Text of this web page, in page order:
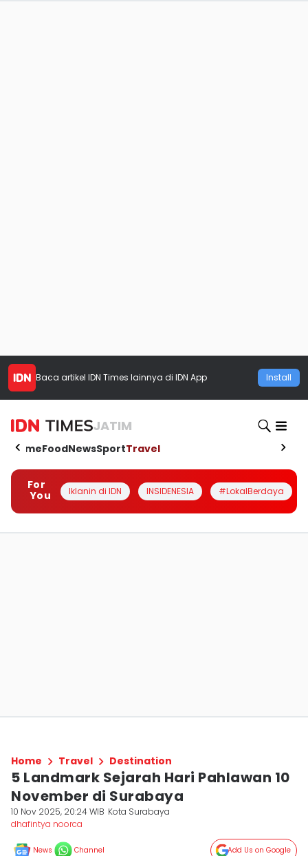
Baca artikel IDN Times lainnya di IDN App Install
JATIM
HomeFoodNewsSportTravel
For
You
Iklanin di IDN INSIDENESIA #LokalBerdaya
Home Travel Destination
5 Landmark Sejarah Hari Pahlawan 10
November di Surabaya
10 Nov 2025, 20:24 WIB Kota Surabaya
dhafintya noorca
News Channel Add Us on Google